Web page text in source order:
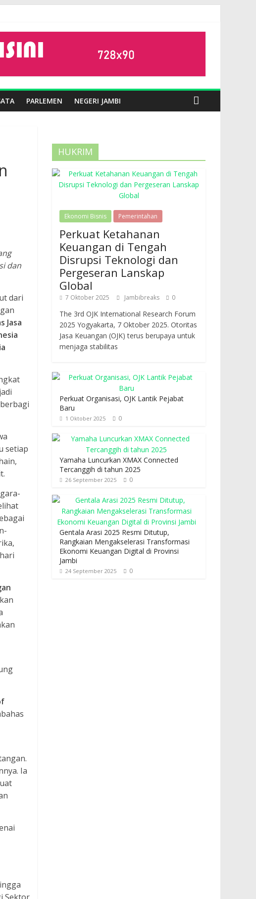
PARLEMEN NEGERI JAMBI
dan
dari
Jasa
setiap
Ia
HUKRIM
Ekonomi Bisnis Pemerintahan
Perkuat Ketahanan
Keuangan di Tengah
Disrupsi Teknologi dan
Pergeseran Lanskap
Global
7 Oktober 2025 Jambibreaks 0
The 3rd OJK International Research Forum
2025 Yogyakarta, 7 Oktober 2025. Otoritas
Jasa Keuangan (OJK) terus berupaya untuk
menjaga stabilitas
Perkuat Organisasi, OJK Lantik Pejabat
Baru
1 Oktober 2025 0
Yamaha Luncurkan XMAX Connected
Tercanggih di tahun 2025
26 September 2025 0
Gentala Arasi 2025 Resmi Ditutup,
Rangkaian Mengakselerasi Transformasi
Ekonomi Keuangan Digital di Provinsi
Jambi
24 September 2025 0